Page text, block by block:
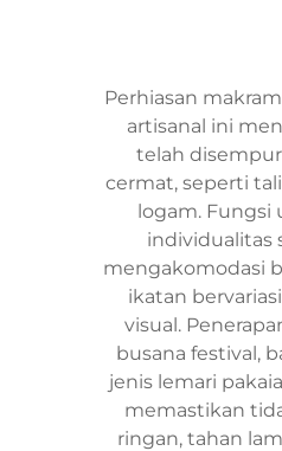
Perhiasan
artisanal ini
telah
cermat, seperti
logam. Fungsi
individualitas
mengakomodasi
ikatan
visual.
busana festival,
jenis lemari
memastikan
ringan, tahan